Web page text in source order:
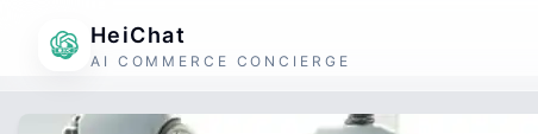
HeiChat
AI COMMERCE CONCIERGE